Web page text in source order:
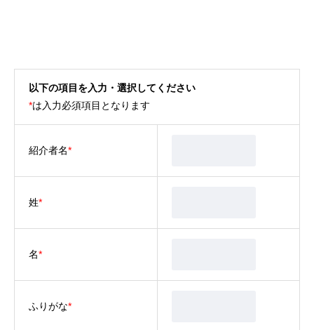
以下の項目を入力・選択してください
*は入力必須項目となります
紹介者名*
姓*
名*
ふりがな*